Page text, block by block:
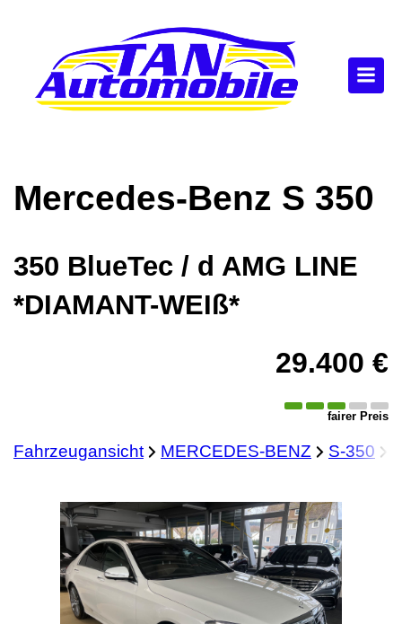
Mercedes-Benz S 350
350 BlueTec / d AMG LINE
*DIAMANT-WEIß*
29.400 €
fairer Preis
Fahrzeugansicht MERCEDES-BENZ S-350